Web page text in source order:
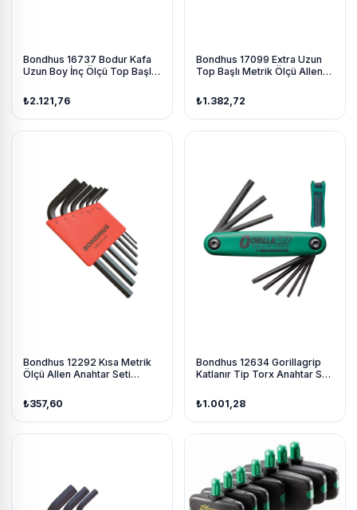
Bondhus 16737 Bodur Kafa
Uzun Boy İnç Ölçü Top Başlı
13 Parça
₺2.121,76
Bondhus 17099 Extra Uzun
Top Başlı Metrik Ölçü Allen
Parça
₺1.382,72
Bondhus 12292 Kısa Metrik
Ölçü Allen Anahtar Seti
₺357,60
Bondhus 12634 Gorillagrip
Katlanır Tip Torx Anahtar Seti
₺1.001,28